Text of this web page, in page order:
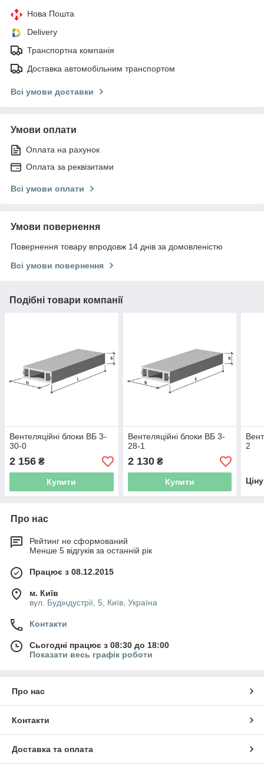
Нова Пошта
Delivery
Транспортна компанія
Доставка автомобільним транспортом
Всі умови доставки
Умови оплати
Оплата на рахунок
Оплата за реквізитами
Всі умови оплати
Умови повернення
Повернення товару впродовж 14 днів за домовленістю
Всі умови повернення
Подібні товари компанії
Вентеляційні блоки ВБ 3-
30-0
2 156 ₴
Купити
Вентеляційні блоки ВБ 3-
28-1
2 130₴
Купити
2
Про нас
Рейтинг не сформований
Менше 5 відгуків за останній рік
Працює з 08.12.2015
м. Київ
вул. Будіндустрії, 5, Київ, Україна
Контакти
Сьогодні працює з 08:30 до 18:00
Показати весь графік роботи
Про нас
Контакти
Доставка та оплата